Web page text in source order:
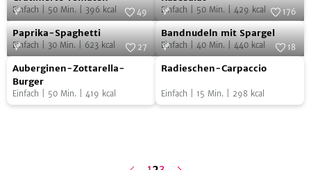
Diese Webseite verwendet Cookies
f
F
a
b
f
Y
o
u
u
f
H
o
m
p
Tomaten
Einfach 50 Min. 396 kcal Einfach 50 Min. 429 kcal
Paprika-
Spaghetti
49
Paprika-Spaghetti
Einfach 30 Min. 623 kcal
Bandnudeln
mit
Spargel
176
Bandnudeln mit Spargel
Einfach 40 Min. 440 kcal
Auberginen-
Zottarella-
Burger
27
Auberginen-Zottarella-
Burger
Einfach 50 Min. 419 kcal
Radieschen-
18
Radieschen-Carpaccio
Einfach 15 Min. 298 kcal
näcsteSeit